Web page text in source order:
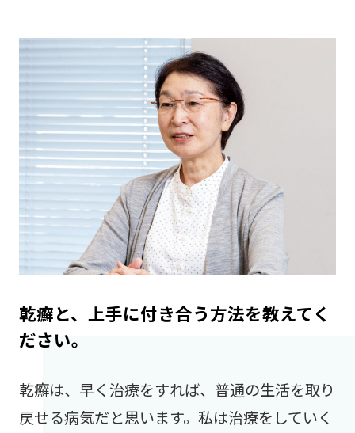
乾癬と、上手に付き合う方法を教えてく
ださい。
乾癬は、早く治療をすれば、普通の生活を取り
戻せる病気だと思います。私は治療をしていく